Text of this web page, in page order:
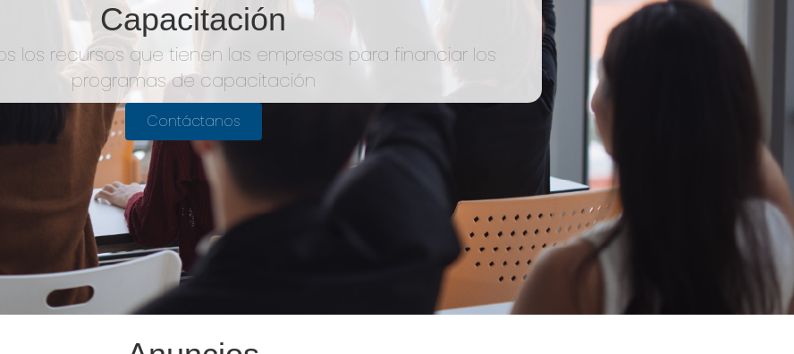
Capacitación
los recursos que tienen las empresas para financiar los
programas de capacitación
Contáctanos